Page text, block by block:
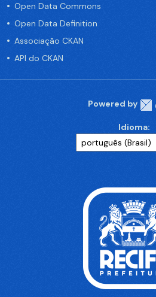
Open Data Commons
Open Data Definition
Associação CKAN
API do CKAN
Powered by
Idioma